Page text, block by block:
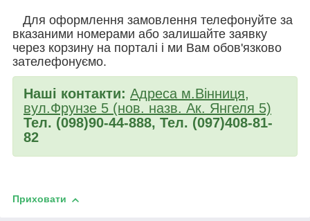
Для оформлення замовлення телефонуйте за
вказаними номерами або залишайте заявку
через корзину на порталі і ми Вам обов'язково
зателефонуємо.
Наші контакти: Адреса м.Вінниця,
вул.Фрунзе 5 (нов. назв. Ак. Янгеля 5)
Тел. (098)90-44-888, Тел. (097)408-81-
82
Приховати